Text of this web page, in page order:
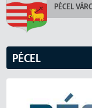
PÉCEL
PÉCEL